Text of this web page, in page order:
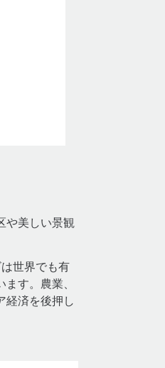
や美しい景観
世界でも有
す。農業、
経済を後押し